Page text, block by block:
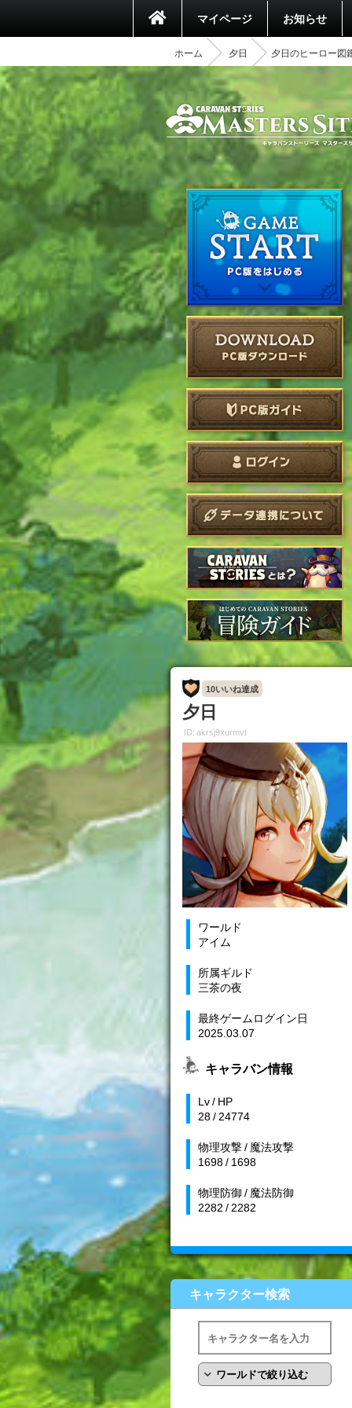
マイページ お知らせ
ホーム 夕日 夕日のヒーロー図
10いいね達成
夕日
ID: akrsj9xurmvt
ワールド
アイム
所属ギルド
三茶の夜
最終ゲームログイン日
2025.03.07
キャラバン情報
Lv / HP
28 / 24774
物理攻撃 / 魔法攻撃
1698 / 1698
物理防御 / 魔法防御
2282 / 2282
キャラクター検索